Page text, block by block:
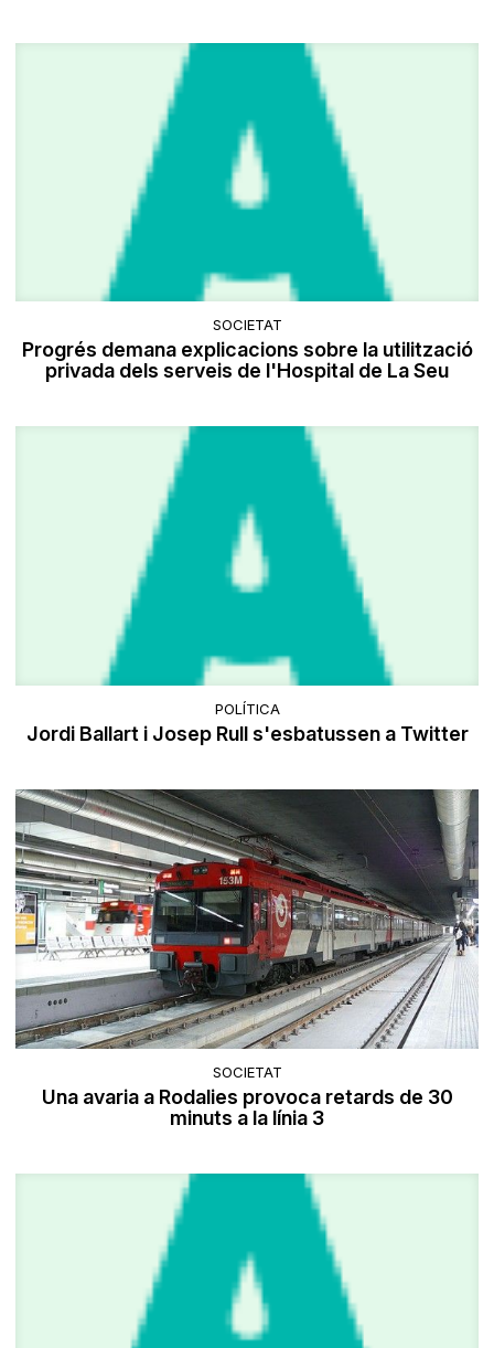
SOCIETAT
Progrés demana explicacions sobre la utilització
privada dels serveis de l'Hospital de La Seu
POLÍTICA
Jordi Ballart i Josep Rull s'esbatussen a Twitter
SOCIETAT
Una avaria a Rodalies provoca retards de 30
minuts a la línia 3